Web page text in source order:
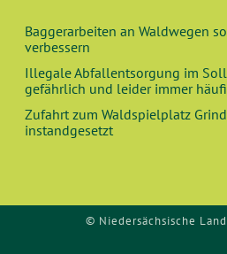
Baggerarbeiten an Waldwegen
verbessern
Illegale Abfallentsorgung im
gefährlich und leider immer
Zufahrt zum Waldspielplatz
instandgesetzt
© Niedersächsische